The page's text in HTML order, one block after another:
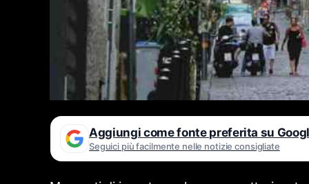
Aggiungi come fonte preferita su
Seguici più facilmente nelle notizie consigliate